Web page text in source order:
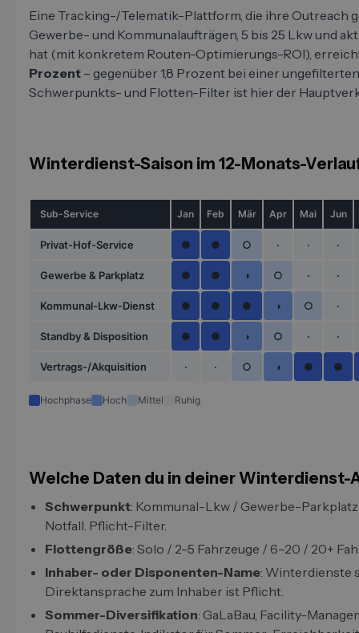
Eine Tracking-/Telematik-Plattform, die ihre Outreach
Gewerbe- und Kommunalaufträgen, 5 bis 25 Lkw und
hat (mit konkretem Routen-Optimierungs-ROI),
Prozent – gegenüber 1,8 Prozent bei einer
Schwerpunkts- und Flotten-Filter ist hier der
Winterdienst-Saison im 12-Monats-
Sub-Service Jan Feb Mär Apr Mai Jun
Privat-Hof-Service ● ● ○ · · ·
Gewerbe & Parkplatz ● ● ◑ ○ · ·
Kommunal-Lkw-Dienst ● ● ● ◑ ○ ·
Standby & Disposition ● ● ◑ ○ · ·
Vertrags-/Akquisition · · ○ ◑ ● ●
Hochphase Hoch Mittel Ruhig
Welche Daten du in deiner
Schwerpunkt: Kommunal-Lkw / Gewerbe-
Notfall. Pflicht-Filter.
Flottengröße: Solo / 2–5 Fahrzeuge / 6–20 / 20+
Inhaber- oder Disponenten-Name: Winterdienste
Direktansprache zum Inhaber ist Pflicht.
Sommer-Diversifikation: GaLaBau, Facility-